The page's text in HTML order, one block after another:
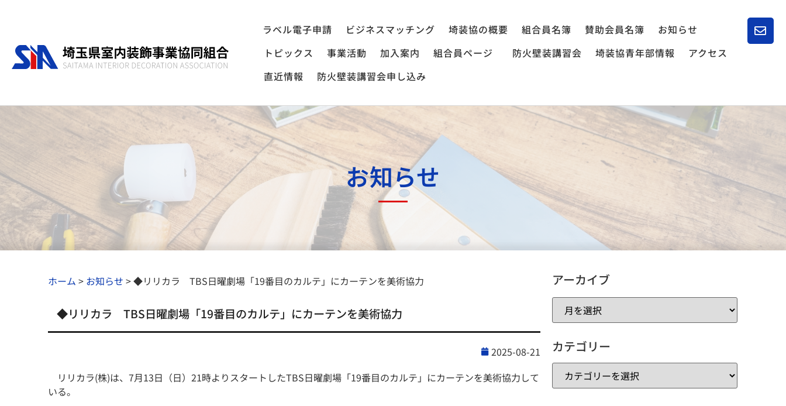
ラベル電子申請 ビジネスマッチング 埼装協の概要 組合員名簿 賛助会員名簿
お知らせ
トピックス
事業活動 加入案内 組合員ページ 防火壁装講習会 埼装協青年部情報
アクセス
直近情報
防火壁装講習会申し込み
お知らせ
ホーム > お知らせ >◆リリカラ TBS日曜劇場「19番目のカルテ」にカーテンを美術協力
◆リリカラ TBS日曜劇場「19番目のカルテ」にカーテンを美術協力
2025-08-21
リリカラ(株)は、7月13日（日）21時よりスタートしたTBS日曜劇場「19番目のカルテ」にカーテンを美術協力して
いる。
アーカイブ
カテゴリー